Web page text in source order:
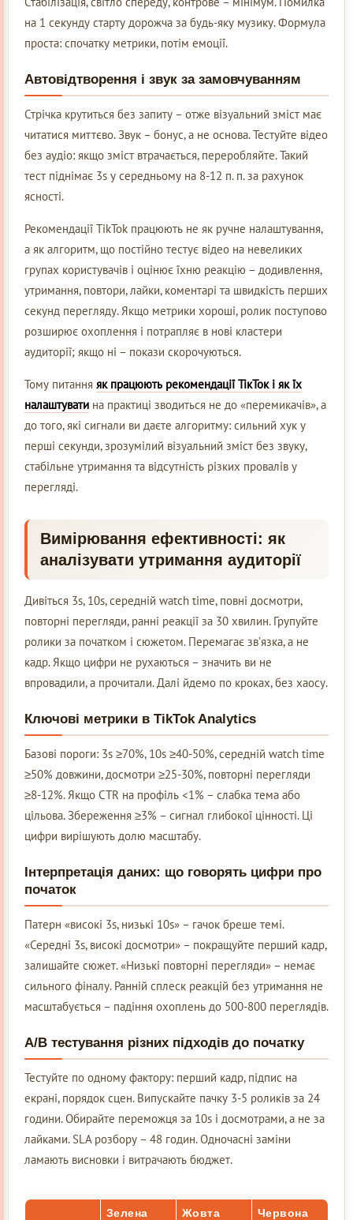
на 1 секунду старту дорожча за будь-яку музику. Формула
проста: спочатку метрики, потім емоції.
Автовідтворення і звук за замовчуванням
Стрічка крутиться без запиту – отже візуальний зміст має
читатися миттєво. Звук – бонус, а не основа. Тестуйте відео
без аудіо: якщо зміст втрачається, переробляйте. Такий
тест піднімає 3s у середньому на 8-12 п. п. за рахунок
ясності.
Рекомендації TikTok працюють не як ручне налаштування,
а як алгоритм, що постійно тестує відео на невеликих
групах користувачів і оцінює їхню реакцію – додивлення,
утримання, повтори, лайки, коментарі та швидкість перших
секунд перегляду. Якщо метрики хороші, ролик поступово
розширює охоплення і потрапляє в нові кластери
аудиторії; якщо ні – покази скорочуються.
Тому питання як працюють рекомендації ТікТок і як їх
налаштувати на практиці зводиться не до «перемикачів», а
до того, які сигнали ви даєте алгоритму: сильний хук у
перші секунди, зрозумілий візуальний зміст без звуку,
стабільне утримання та відсутність різких провалів у
перегляді.
Вимірювання ефективності: як
аналізувати утримання аудиторії
Дивіться 3s, 10s, середній watch time, повні досмотри,
повторні перегляди, ранні реакції за 30 хвилин. Групуйте
ролики за початком і сюжетом. Перемагає зв’язка, а не
кадр. Якщо цифри не рухаються – значить ви не
впровадили, а прочитали. Далі йдемо по кроках, без хаосу.
Ключові метрики в TikTok Analytics
Базові пороги: 3s ≥70%, 10s ≥40-50%, середній watch time
≥50% довжини, досмотри ≥25-30%, повторні перегляди
≥8-12%. Якщо CTR на профіль <1% – слабка тема або
цільова. Збереження ≥3% – сигнал глибокої цінності. Ці
цифри вирішують долю масштабу.
Інтерпретація даних: що говорять цифри про
початок
Патерн «високі 3s, низькі 10s» – гачок бреше темі.
«Середні 3s, високі досмотри» – покращуйте перший кадр,
залишайте сюжет. «Низькі повторні перегляди» – немає
сильного фіналу. Ранній сплеск реакцій без утримання не
масштабується – падіння охоплень до 500-800 переглядів.
A/B тестування різних підходів до початку
Тестуйте по одному фактору: перший кадр, підпис на
екрані, порядок сцен. Випускайте пачку 3-5 роликів за 24
години. Обирайте переможця за 10s і досмотрами, а не за
лайками. SLA розбору – 48 годин. Одночасні заміни
ламають висновки і витрачають бюджет.
Зелена
Жовта
Червона